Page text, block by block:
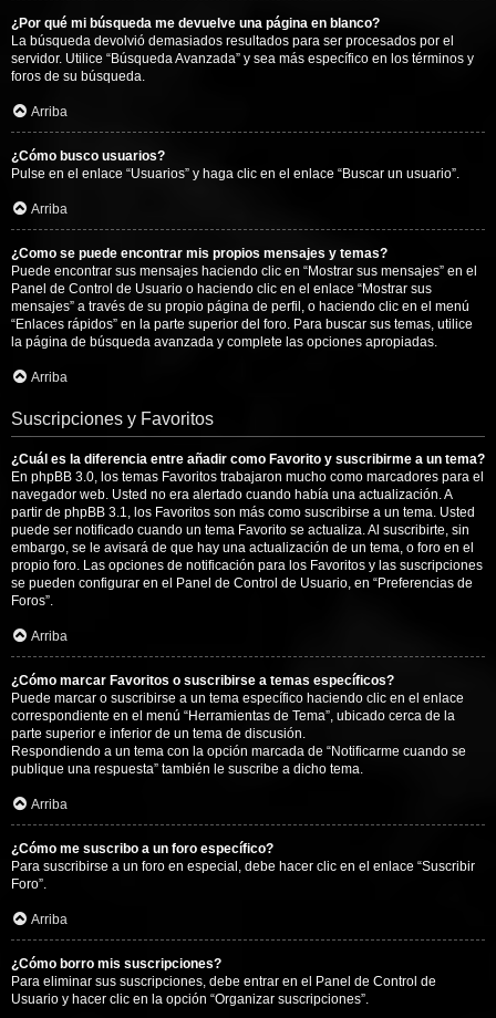
¿Por qué mi búsqueda me devuelve una página en blanco?
La búsqueda devolvió demasiados resultados para ser procesados por el
servidor. Utilice “Búsqueda Avanzada” y sea más específico en los términos y
foros de su búsqueda.
Arriba
¿Cómo busco usuarios?
Pulse en el enlace “Usuarios” y haga clic en el enlace “Buscar un usuario”.
Arriba
¿Como se puede encontrar mis propios mensajes y temas?
Puede encontrar sus mensajes haciendo clic en “Mostrar sus mensajes” en el
Panel de Control de Usuario o haciendo clic en el enlace “Mostrar sus
mensajes” a través de su propio página de perfil, o haciendo clic en el menú
“Enlaces rápidos” en la parte superior del foro. Para buscar sus temas, utilice
la página de búsqueda avanzada y complete las opciones apropiadas.
Arriba
Suscripciones y Favoritos
¿Cuál es la diferencia entre añadir como Favorito y suscribirme a un tema?
En phpBB 3.0, los temas Favoritos trabajaron mucho como marcadores para el
navegador web. Usted no era alertado cuando había una actualización. A
partir de phpBB 3.1, los Favoritos son más como suscribirse a un tema. Usted
puede ser notificado cuando un tema Favorito se actualiza. Al suscribirte, sin
embargo, se le avisará de que hay una actualización de un tema, o foro en el
propio foro. Las opciones de notificación para los Favoritos y las suscripciones
se pueden configurar en el Panel de Control de Usuario, en “Preferencias de
Foros”.
Arriba
¿Cómo marcar Favoritos o suscribirse a temas específicos?
Puede marcar o suscribirse a un tema específico haciendo clic en el enlace
correspondiente en el menú “Herramientas de Tema”, ubicado cerca de la
parte superior e inferior de un tema de discusión.
Respondiendo a un tema con la opción marcada de “Notificarme cuando se
publique una respuesta” también le suscribe a dicho tema.
Arriba
¿Cómo me suscribo a un foro específico?
Para suscribirse a un foro en especial, debe hacer clic en el enlace “Suscribir
Foro”.
Arriba
¿Cómo borro mis suscripciones?
Para eliminar sus suscripciones, debe entrar en el Panel de Control de
Usuario y hacer clic en la opción “Organizar suscripciones”.